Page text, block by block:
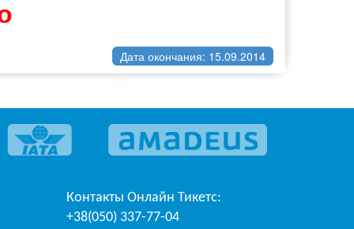
Дата окончания: 15.09.2014
Контакты Онлайн Тикетс:
+38(050) 337-77-04